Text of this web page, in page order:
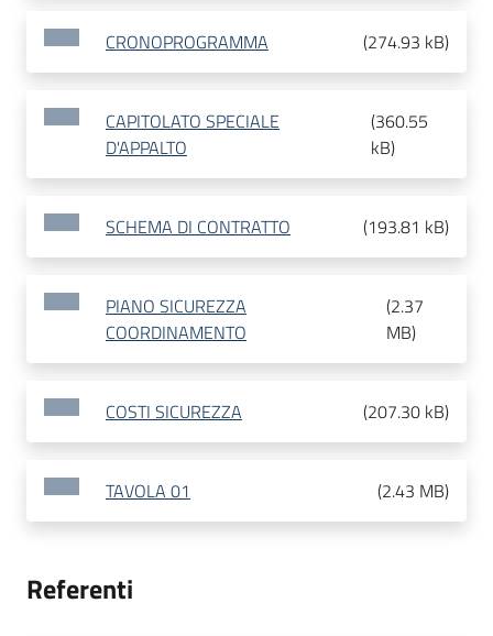
CRONOPROGRAMMA (274.93 kB)
CAPITOLATO SPECIALE
D'APPALTO
(360.55
kB)
SCHEMA DI CONTRATTO (193.81 kB)
PIANO SICUREZZA
COORDINAMENTO
(2.37
MB)
COSTI SICUREZZA (207.30 kB)
TAVOLA 01 (2.43 MB)
Referenti